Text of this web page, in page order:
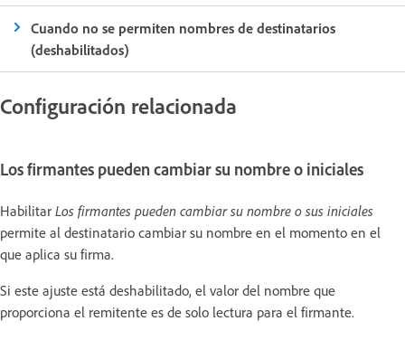
Cuando no se permiten nombres de destinatarios
(deshabilitados)
Configuración relacionada
Los firmantes pueden cambiar su nombre o iniciales
Habilitar Los firmantes pueden cambiar su nombre o sus iniciales
permite al destinatario cambiar su nombre en el momento en el
que aplica su firma.
Si este ajuste está deshabilitado, el valor del nombre que
proporciona el remitente es de solo lectura para el firmante.